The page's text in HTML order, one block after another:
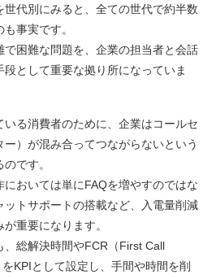
代別にみると、全ての世代で約半数
事実です。
で困難な問題を、企業の担当者と会話
段として重要な拠り所になっていま
る消費者のために、企業はコールセ
）が混み合ってつながらないという
です。
おいては単にFAQを増やすのではな
ットサポートの搭載など、入電量削減
重要になります。
、総解決時間やFCR（First Call
KPIとして設定し、手間や時間を削